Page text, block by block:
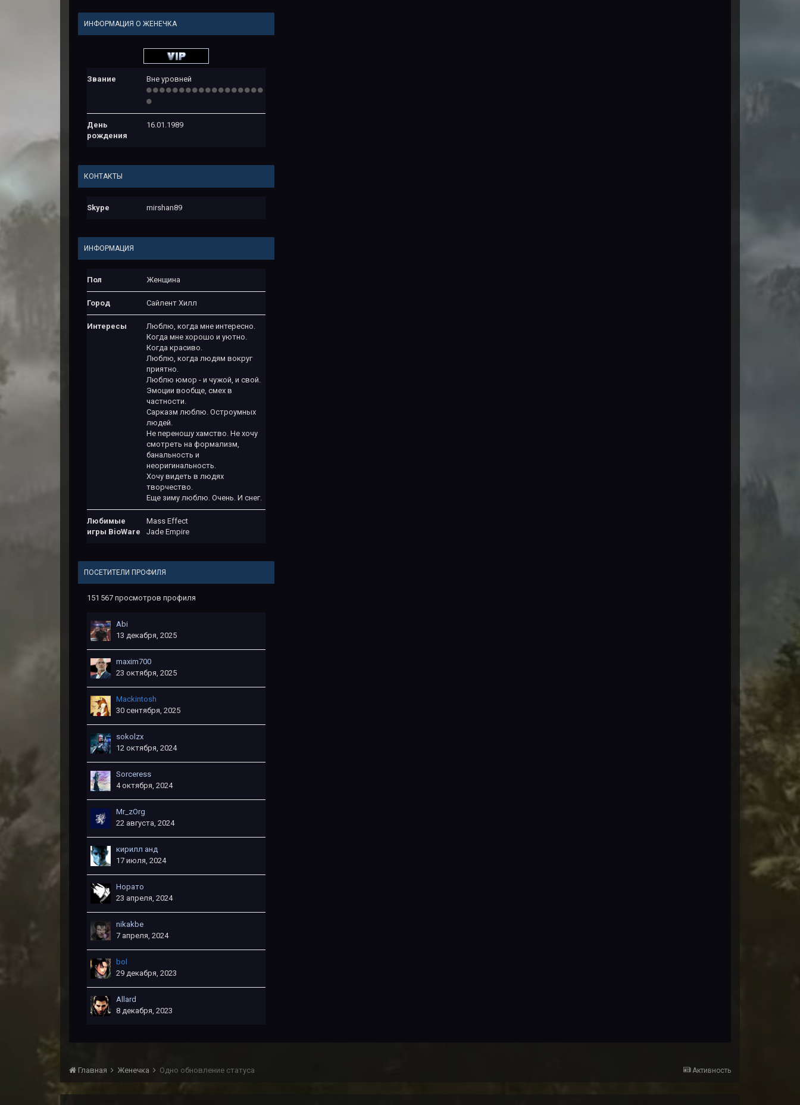
ИНФОРМАЦИЯ О ЖЕНЕЧКА
Звание Вне уровней
День
рождения
16.01.1989
КОНТАКТЫ
Skype mirshan89
ИНФОРМАЦИЯ
Пол Женщина
Город Сайлент Хилл
Интересы
Люблю, когда мне интересно.
Когда мне хорошо и уютно.
Когда красиво.
Люблю, когда людям вокруг
приятно.
Люблю юмор - и чужой, и свой.
Эмоции вообще, смех в
частности.
Сарказм люблю. Остроумных
людей.
Не переношу хамство. Не хочу
смотреть на формализм,
банальность и
неоригинальность.
Хочу видеть в людях
творчество.
Еще зиму люблю. Очень. И снег.
Любимые
игры BioWare
Mass Effect
Jade Empire
ПОСЕТИТЕЛИ ПРОФИЛЯ
151 567 просмотров профиля
Abi
13 декабря, 2025
maxim700
23 октября, 2025
Mackintosh
30 сентября, 2025
sokolzx
12 октября, 2024
Sorceress
4 октября, 2024
Mr_zOrg
22 августа, 2024
кирилл анд
17 июля, 2024
Норато
23 апреля, 2024
nikakbe
7 апреля, 2024
bol
29 декабря, 2023
Allard
8 декабря, 2023
Активность
Главная Женечка Одно обновление статуса